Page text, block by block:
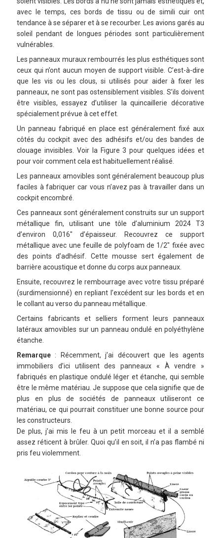
avec le temps, ces bords de tissu ou de simili cuir ont
tendance à se séparer et à se recourber. Les avions garés au
soleil pendant de longues périodes sont particulièrement
vulnérables.
Les panneaux muraux rembourrés les plus esthétiques sont
ceux qui n’ont aucun moyen de support visible. C’est-à-dire
que les vis ou les clous, si utilisés pour aider à fixer les
panneaux, ne sont pas ostensiblement visibles. S’ils doivent
être visibles, essayez d’utiliser la quincaillerie décorative
spécialement prévue à cet effet.
Un panneau fabriqué en place est généralement fixé aux
côtés du cockpit avec des adhésifs et/ou des bandes de
clouage invisibles. Voir la Figure 3 pour quelques idées et
pour voir comment cela est habituellement réalisé.
Les panneaux amovibles sont généralement beaucoup plus
faciles à fabriquer car vous n’avez pas à travailler dans un
cockpit encombré.
Ces panneaux sont généralement construits sur un support
métallique fin, utilisant une tôle d’aluminium 2024 T3
d’environ 0,016″ d’épaisseur. Recouvrez ce support
métallique avec une feuille de polyfoam de 1/2″ fixée avec
des points d’adhésif. Cette mousse sert également de
barrière acoustique et donne du corps aux panneaux.
Ensuite, recouvrez le rembourrage avec votre tissu préparé
(surdimensionné) en repliant l’excédent sur les bords et en
le collant au verso du panneau métallique.
Certains fabricants et selliers forment leurs panneaux
latéraux amovibles sur un panneau ondulé en polyéthylène
étanche.
Remarque : Récemment, j’ai découvert que les agents
immobiliers d’ici utilisent des panneaux « À vendre »
fabriqués en plastique ondulé léger et étanche, qui semble
être le même matériau. Je suppose que cela signifie que de
plus en plus de sociétés de panneaux utiliseront ce
matériau, ce qui pourrait constituer une bonne source pour
les constructeurs.
De plus, j’ai mis le feu à un petit morceau et il a semblé
assez réticent à brûler. Quoi qu’il en soit, il n’a pas flambé ni
pris feu violemment.